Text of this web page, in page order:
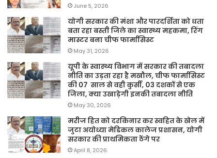
June 5, 2026
योगी सरकार की मंशा और पारदर्शिता को धता
बता रहा बस्ती जिले का स्वास्थ्य महकमा, रिंग
मास्टर बना चीफ फार्मासिस्ट
May 31, 2026
यूपी के स्वास्थ्य विभाग में सरकार की तबादला
नीति का उड़ता रहा है मखौल, चीफ फार्मासिस्ट
की 07 साल से वही कुर्सी, 03 दशकों से एक
जिला, क्या उखाड़ेगी इनकी तबादला नीति
May 30, 2026
मरीज हित को दरकिनार कर स्वहित के खेल में
जुटा अयोध्या मेडिकल कालेज प्रशासन, योगी
सरकार की प्राथमिकता ठेंगे पर
April 8, 2026